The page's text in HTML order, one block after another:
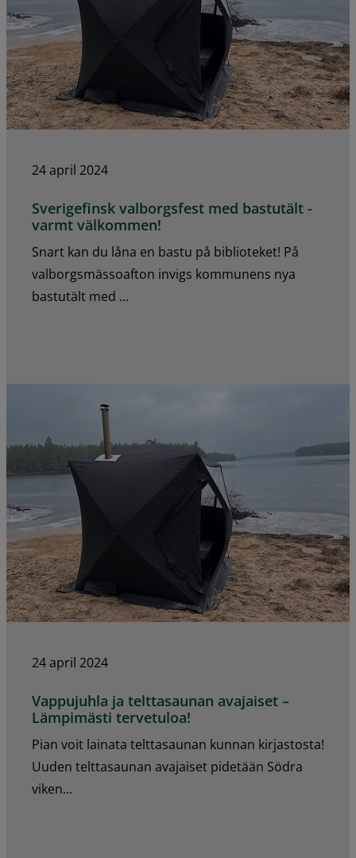
24 april 2024
Sverigefinsk valborgsfest med bastutält -
varmt välkommen!
Snart kan du låna en bastu på biblioteket! På
valborgsmässoafton invigs kommunens nya
bastutält med ...
24 april 2024
Vappujuhla ja telttasaunan avajaiset –
Lämpimästi tervetuloa!
Pian voit lainata telttasaunan kunnan kirjastosta!
Uuden telttasaunan avajaiset pidetään Södra
viken...